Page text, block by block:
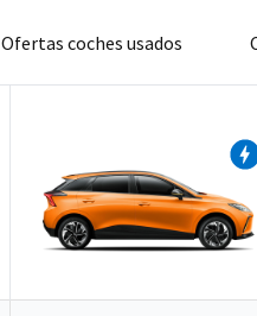
Ofertas coches usados